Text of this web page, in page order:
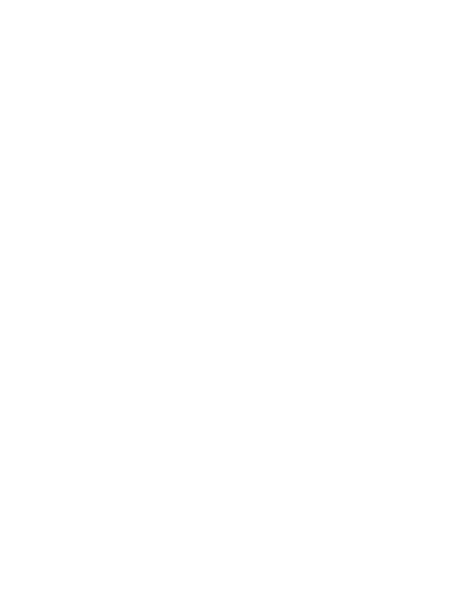
na recepcii hotela. Rozsah a kvalita uvedených